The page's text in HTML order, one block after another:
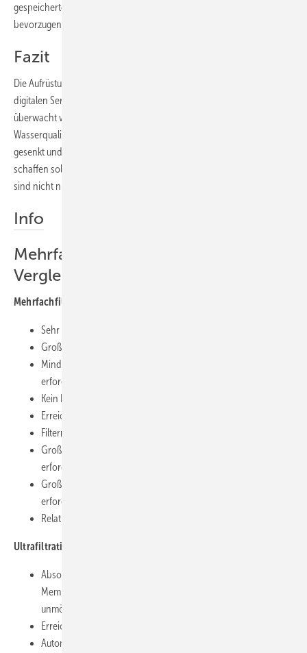
gespeicherter Informationen sind jene Remote-Service-Lösungen zu
bevorzugen, die hohe Standards in der Datensicherheit befolgen.
Fazit
Die Aufrüstung von Schwimmbadwasser-Aufbereitungsanlagen mit
digitalen Services eignet sich besonders dort, wo mehrere Anlagen
überwacht werden müssen und die Anforderungen an die
Wasserqualität hoch sind. So können der administrative Aufwand
gesenkt und die Anlagensicherheit optimiert werden. Idealerweise
schaffen solche Tools auch die Integration von Fremdanlagen und
sind nicht nur auf einen Hersteller beschränkt.
Info
Mehrfach- und Ultrafiltration im
Vergleich
Mehrfachfilter
Sehr robuste und belastbare Technik
Großer Platzbedarf, Technikraum erforderlich
Mindest-Raumhöhe von 4,0 m und große Einbringöffnung
erforderlich
Kein Keimrückhalt garantiert, dadurch Filterverkeimung möglich
Erreichbare Reinheit: ca. 150 Partikel/ml Wasser
Filterrückspülung muss außerhalb der Betriebszeit stattfinden
Große Spülwasserbevorratung mit ca. 6 m³/m² Filterfläche
erforderlich
Große Kanalableitung bzw. teilweise Zwischenspeicher
erforderlich
Relativ kostengünstige Technik
Ultrafiltration
Absolut keimfreies Wasser, weil weder Bakterien noch Viren die
Membrane passieren können. Filterverkeimungen dadurch
unmöglich
Erreichbare Reinheit: ca. 1 Partikel/ml Wasser
Automatischer Betrieb mit eigenständiger Spülung und